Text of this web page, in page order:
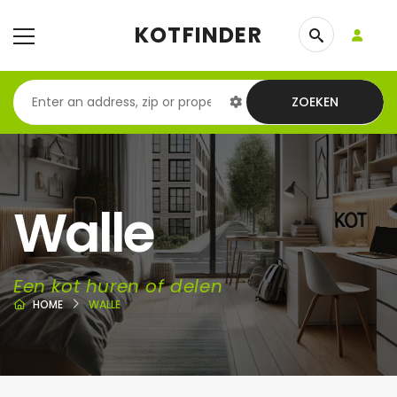
KOTFINDER
ZOEKEN
Walle
Een kot huren of delen
HOME WALLE